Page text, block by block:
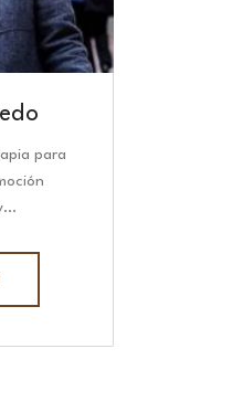
para